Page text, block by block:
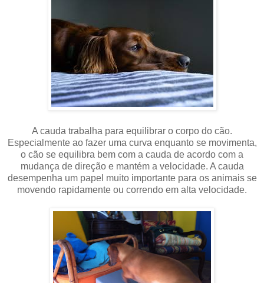
A cauda trabalha para equilibrar o corpo do cão.
Especialmente ao fazer uma curva enquanto se movimenta,
o cão se equilibra bem com a cauda de acordo com a
mudança de direção e mantém a velocidade. A cauda
desempenha um papel muito importante para os animais se
movendo rapidamente ou correndo em alta velocidade.